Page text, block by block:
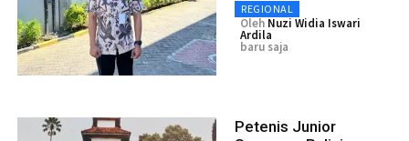
REGIONAL
Oleh Nuzi Widia Iswari
Ardila
baru saja
Petenis Junior